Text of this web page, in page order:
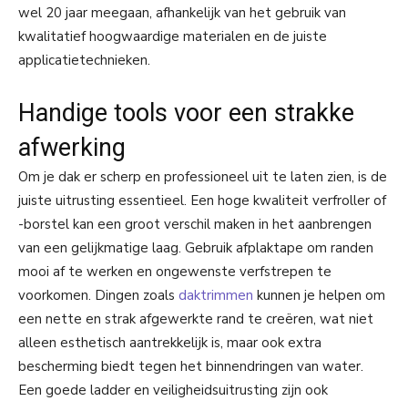
wel 20 jaar meegaan, afhankelijk van het gebruik van
kwalitatief hoogwaardige materialen en de juiste
applicatietechnieken.
Handige tools voor een strakke
afwerking
Om je dak er scherp en professioneel uit te laten zien, is de
juiste uitrusting essentieel. Een hoge kwaliteit verfroller of
-borstel kan een groot verschil maken in het aanbrengen
van een gelijkmatige laag. Gebruik afplaktape om randen
mooi af te werken en ongewenste verfstrepen te
voorkomen. Dingen zoals daktrimmen kunnen je helpen om
een nette en strak afgewerkte rand te creëren, wat niet
alleen esthetisch aantrekkelijk is, maar ook extra
bescherming biedt tegen het binnendringen van water.
Een goede ladder en veiligheidsuitrusting zijn ook